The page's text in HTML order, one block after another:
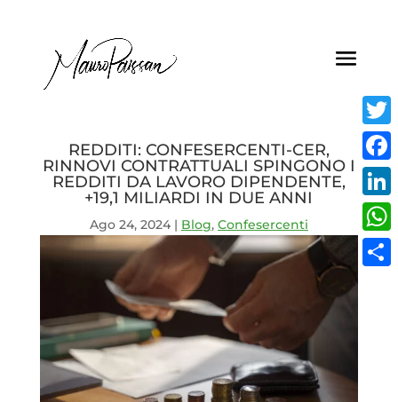
REDDITI: CONFESERCENTI-CER,
RINNOVI CONTRATTUALI SPINGONO I
REDDITI DA LAVORO DIPENDENTE,
+19,1 MILIARDI IN DUE ANNI
Ago 24, 2024| Blog, Confesercenti